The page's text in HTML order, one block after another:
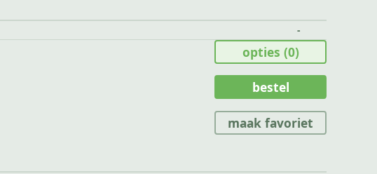
-
opties (0)
bestel
maak favoriet